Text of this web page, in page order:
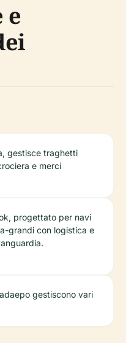
e
gestisce traghetti
e merci
progettato per navi
grandi con logistica e
gestiscono vari